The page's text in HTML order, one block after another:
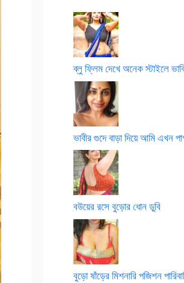
ব্লু ফ্লিম দেখে অনেক স্টাইলে
ভাবীর গুদে বাড়া দিয়ে আমি এখন
বউয়ের রসে বুড়োর ধোন ডুবি
বুড়ো ষাঁড়ের মিশনারি পজিশন